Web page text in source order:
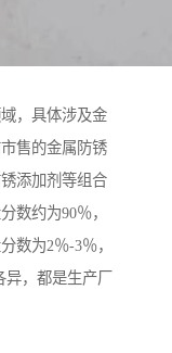
，具体涉及金
售的金属防锈
添加剂等组合
数约为90％，
数为2％-3％，
异，都是生产厂